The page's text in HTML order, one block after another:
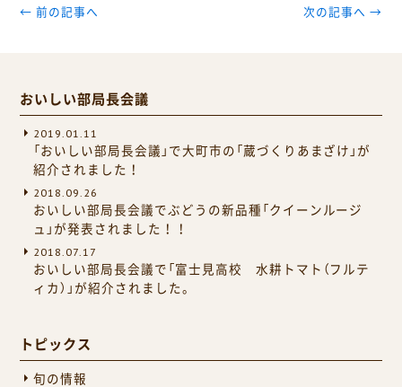
← 前の記事へ 次の記事へ →
おいしい部局長会議
2019.01.11
「おいしい部局長会議」で大町市の「蔵づくりあまざけ」が
紹介されました！
2018.09.26
おいしい部局長会議でぶどうの新品種「クイーンルージ
ュ」が発表されました！！
2018.07.17
おいしい部局長会議で「富士見高校 水耕トマト（フルテ
ィカ）」が紹介されました。
トピックス
旬の情報